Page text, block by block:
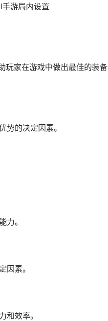
游局内设置
玩家在游戏中做出最佳的装备
势的决定因素。
力。
因素。
和效率。